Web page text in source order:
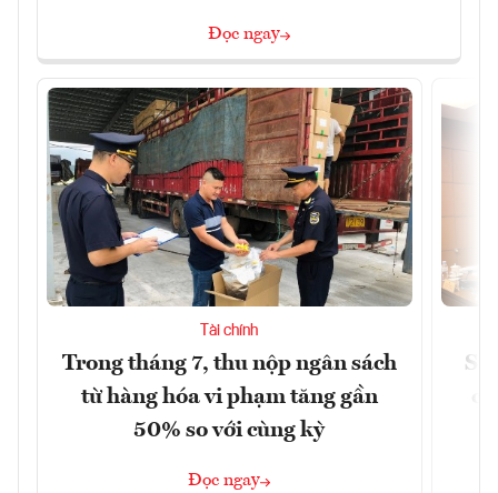
Đọc ngay
Tài chính
Trong tháng 7, thu nộp ngân sách
từ hàng hóa vi phạm tăng gần
50% so với cùng kỳ
Đọc ngay